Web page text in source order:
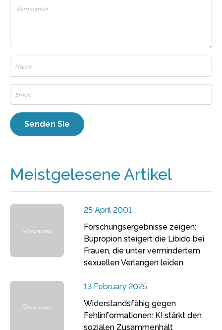
Meistgelesene Artikel
25 April 2001
Forschungsergebnisse zeigen:
Bupropion steigert die Libido bei
Frauen, die unter vermindertem
sexuellen Verlangen leiden
13 February 2025
Widerstandsfähig gegen
Fehlinformationen: KI stärkt den
sozialen Zusammenhalt